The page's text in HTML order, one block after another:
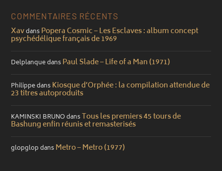
COMMENTAIRES RÉCENTS
XavdansPopera Cosmic – Les Esclaves : album concept
psychédélique français de 1969
DelplanquedansPaul Slade – Life of a Man (1971)
PhilippedansKiosque d’Orphée : la compilation attendue de
23 titres autoproduits
KAMINSKI BRUNOdansTous les premiers 45 tours de
Bashung enfin réunis et remasterisés
glopglopdansMetro – Metro (1977)